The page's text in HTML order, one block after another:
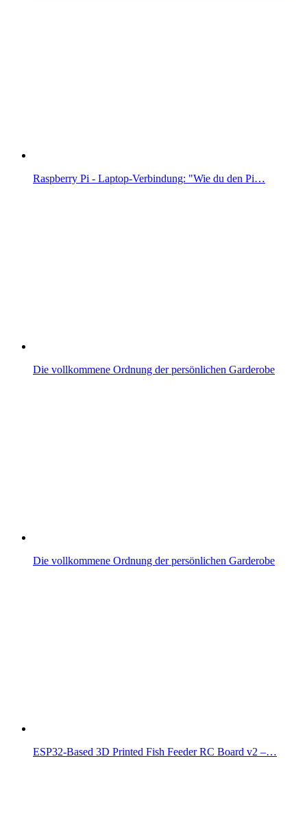
Raspberry Pi - Laptop-Verbindung: "Wie du den Pi…
Die vollkommene Ordnung der persönlichen Garderobe
Die vollkommene Ordnung der persönlichen Garderobe
ESP32-Based 3D Printed Fish Feeder RC Board v2 –…